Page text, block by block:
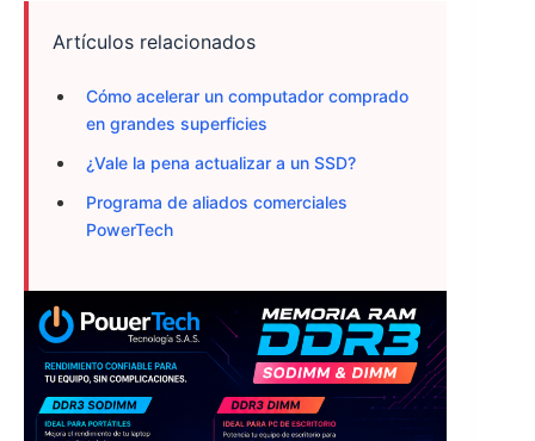
Artículos relacionados
Cómo acelerar un computador comprado
en grandes superficies
¿Vale la pena actualizar a un SSD?
Programa de aliados comerciales
PowerTech